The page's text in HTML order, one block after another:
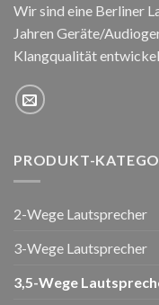
Wir sind eine Berliner
Jahren Geräte/
Klangqualität
PRODUKT-
2-Wege Lautsprecher
3-Wege Lautsprecher
3,5-Wege